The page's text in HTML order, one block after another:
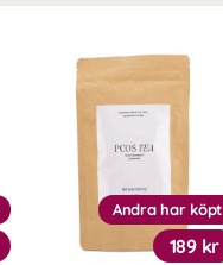
Andra har köpt
189 kr